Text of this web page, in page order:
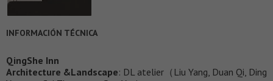
INFORMACIÓN TÉCNICA
QingShe Inn
Architecture &Landscape: DL atelier（Liu Yang, Duan Qi, Ding